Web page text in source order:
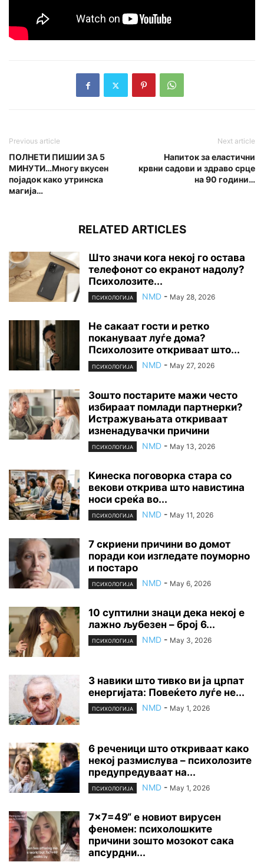
Previous article
ПОЛНЕТИ ПИШИИ ЗА 5
МИНУТИ…Многу вкусен
појадок како утринска
магија…
Next article
Напиток за еластични
крвни садови и здраво срце
на 90 години…
RELATED ARTICLES
Што значи кога некој го остава
телефонот со екранот надолу?
Психолозите...
ПСИХОЛОГИЈА NMD - May 28, 2026
Не сакаат гости и ретко
покануваат луѓе дома?
Психолозите откриваат што...
ПСИХОЛОГИЈА NMD - May 27, 2026
Зошто постарите мажи често
избираат помлади партнерки?
Истражувањата откриваат
изненадувачки причини
ПСИХОЛОГИЈА NMD - May 13, 2026
Кинеска поговорка стара со
векови открива што навистина
носи среќа во...
ПСИХОЛОГИЈА NMD - May 11, 2026
7 скриени причини во домот
поради кои изгледате поуморно
и постаро
ПСИХОЛОГИЈА NMD - May 6, 2026
10 суптилни знаци дека некој е
лажно љубезен – број 6...
ПСИХОЛОГИЈА NMD - May 3, 2026
3 навики што тивко ви ја црпат
енергијата: Повеќето луѓе не...
ПСИХОЛОГИЈА NMD - May 1, 2026
6 реченици што откриваат како
некој размислува – психолозите
предупредуваат на...
ПСИХОЛОГИЈА NMD - May 1, 2026
7×7=49“ е новиот вирусен
феномен: психолошките
причини зошто мозокот сака
апсурдни...